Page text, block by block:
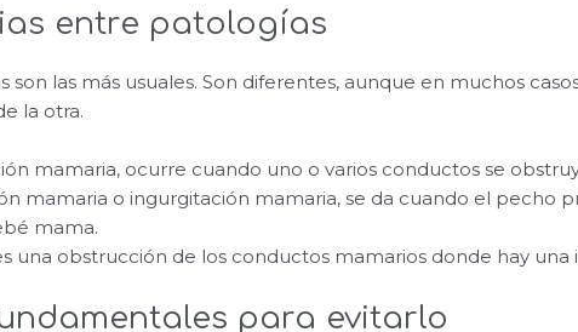
entre patologías
son las más usuales. Son diferentes, aunque en muchos
la otra.
mamaria, ocurre cuando uno o varios conductos se
mamaria o ingurgitación mamaria, se da cuando el pecho
mama.
una obstrucción de los conductos mamarios donde hay
para evitarlo